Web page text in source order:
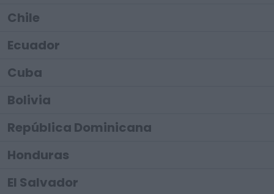
Chile
Ecuador
Cuba
Bolivia
República Dominicana
Honduras
El Salvador